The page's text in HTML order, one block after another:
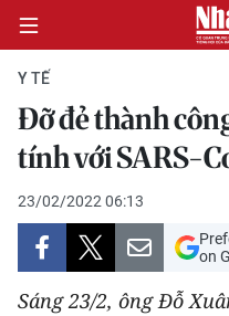
CHÍNH TRỊ
KINH TẾ
VĂN HÓA
XÃ HỘI
Y TẾ
Đỡ đẻ thành
tính với SARS-
23/02/2022 06:13
on
Sáng 23/2, ông Đỗ